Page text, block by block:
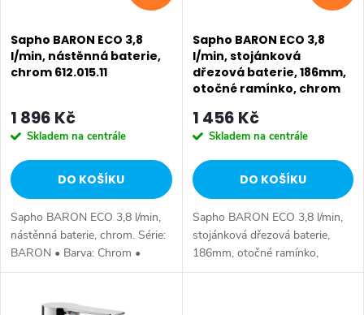
p
r
o
d
u
k
t
ů
p
r
o
d
u
k
t
Sapho BARON ECO 3,8
l/min, nástěnná baterie,
chrom 612.015.11
1 896 Kč
Skladem na centrále
DO KOŠÍKU
Sapho BARON ECO 3,8 l/min,
nástěnná baterie, chrom. Série:
BARON • Barva: Chrom •
Materiál: Mosaz • Tvar: Kruhové
• Ovládání: Páka • Průměr
Sapho BARON ECO 3,8
l/min, stojánková
dřezová baterie, 186mm,
otočné ramínko, chrom
1 456 Kč
Skladem na centrále
DO KOŠÍKU
Sapho BARON ECO 3,8 l/min,
stojánková dřezová baterie,
186mm, otočné ramínko,
chrom. Série: BARON • Výška: